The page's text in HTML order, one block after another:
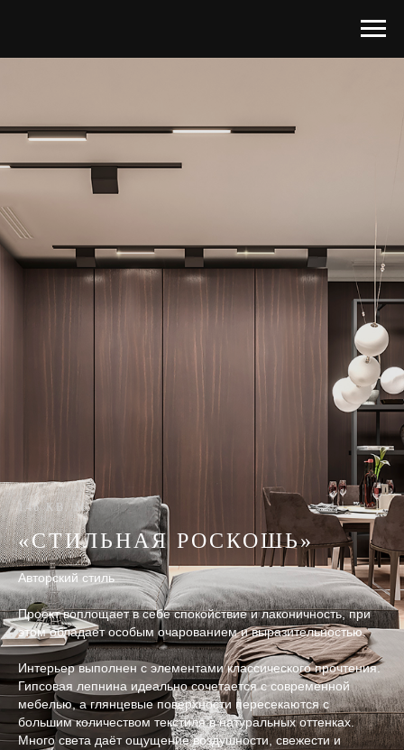
146 КВ. М.
«СТИЛЬНАЯ РОСКОШЬ»
Авторский стиль
Проект воплощает в себе спокойствие и лаконичность, при
этом обладает особым очарованием и выразительностью.
Интерьер выполнен с элементами классического прочтения.
Гипсовая лепнина идеально сочетается с современной
мебелью, а глянцевые поверхности пересекаются с
большим количеством текстиля в натуральных оттенках.
Много света даёт ощущение воздушности, свежести и